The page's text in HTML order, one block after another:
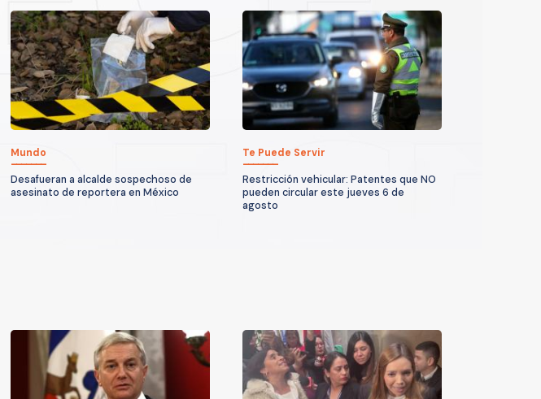
Mundo
Desafueran a alcalde sospechoso de
asesinato de reportera en México
Te Puede Servir
Restricción vehicular: Patentes que NO
pueden circular este jueves 6 de
agosto